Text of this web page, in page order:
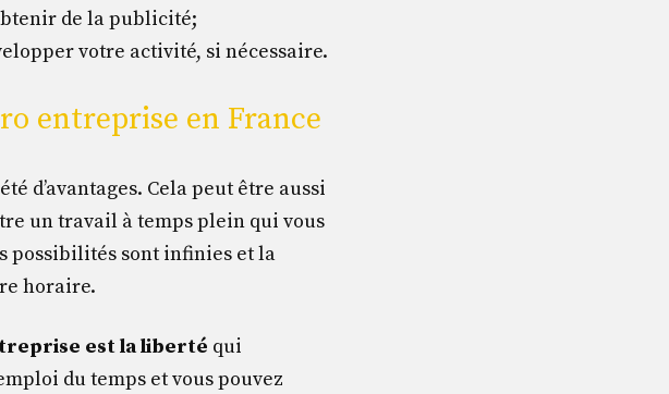
de la publicité;
votre activité, si nécessaire.
entreprise en France
d’avantages. Cela peut être aussi
un travail à temps plein qui vous
possibilités sont infinies et la
horaire.
est la liberté qui
du temps et vous pouvez